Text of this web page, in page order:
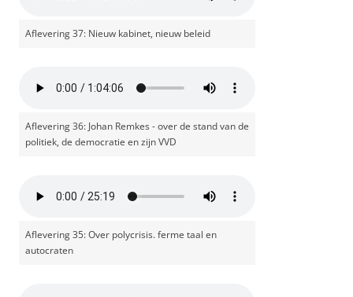
Aflevering 37: Nieuw kabinet, nieuw beleid
Aflevering 36: Johan Remkes - over de stand van de
politiek, de democratie en zijn VVD
Aflevering 35: Over polycrisis. ferme taal en
autocraten